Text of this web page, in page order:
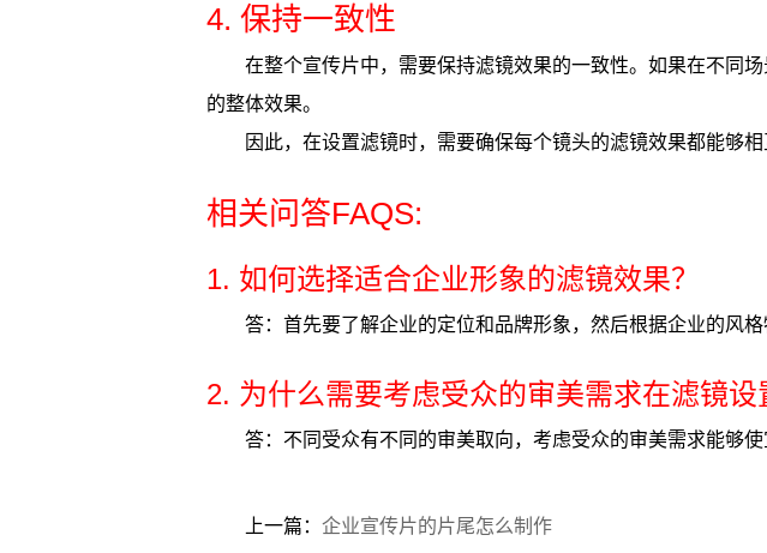
4. 保持一致性
在整个宣传片中，需要保持滤镜效果的一致性。如果在不同
的整体效果。
因此，在设置滤镜时，需要确保每个镜头的滤镜效果都能够
相关问答FAQS:
1. 如何选择适合企业形象的滤镜效果？
答：首先要了解企业的定位和品牌形象，然后根据企业的风
2. 为什么需要考虑受众的审美需求在滤镜设
答：不同受众有不同的审美取向，考虑受众的审美需求能够
上一篇： 企业宣传片的片尾怎么制作